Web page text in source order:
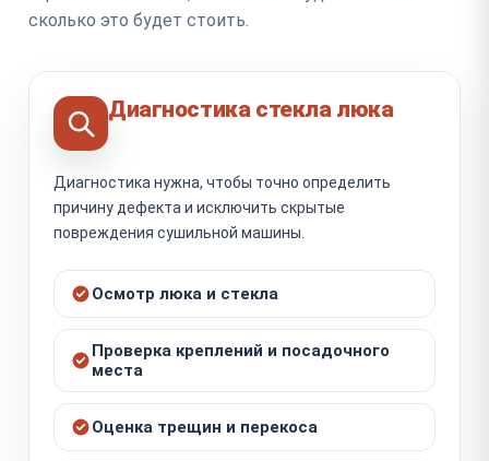
сколько это будет стоить.
Диагностика стекла люка
Диагностика нужна, чтобы точно определить
причину дефекта и исключить скрытые
повреждения сушильной машины.
Осмотр люка и стекла
Проверка креплений и посадочного
места
Оценка трещин и перекоса